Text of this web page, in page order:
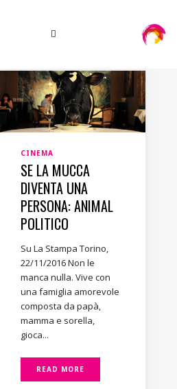
CINEMA
SE LA MUCCA
DIVENTA UNA
PERSONA: ANIMAL
POLITICO
Su La Stampa Torino,
22/11/2016 Non le
manca nulla. Vive con
una famiglia amorevole
composta da papà,
mamma e sorella,
gioca...
READ MORE